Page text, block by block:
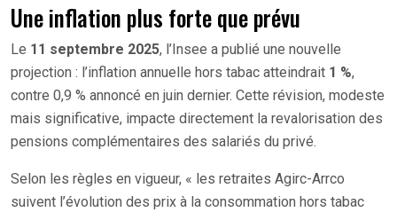
Une inflation plus forte que prévu
Le 11 septembre 2025, l’Insee a publié une nouvelle
projection : l’inflation annuelle hors tabac atteindrait 1 %,
contre 0,9 % annoncé en juin dernier. Cette révision, modeste
mais significative, impacte directement la revalorisation des
pensions complémentaires des salariés du privé.
Selon les règles en vigueur, « les retraites Agirc-Arrco
suivent l’évolution des prix à la consommation hors tabac